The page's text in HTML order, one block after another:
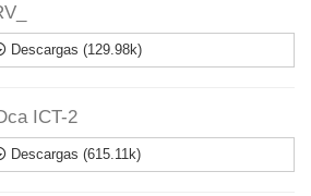
Descargas (129.98k)
ICT-2
Descargas (615.11k)